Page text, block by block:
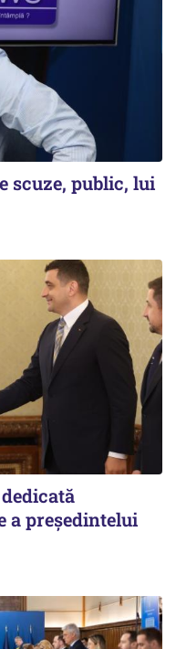
scuze, public, lui
a președintelui